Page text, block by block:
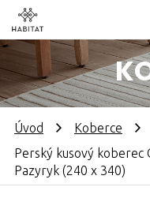
Úvod Koberce
Perský kusový koberec
Pazyryk (240 x 340)